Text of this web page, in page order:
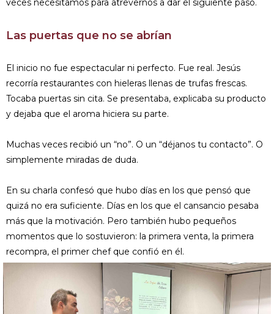
veces necesitamos para atrevernos a dar el siguiente paso.
Las puertas que no se abrían
El inicio no fue espectacular ni perfecto. Fue real. Jesús
recorría restaurantes con hieleras llenas de trufas frescas.
Tocaba puertas sin cita. Se presentaba, explicaba su producto
y dejaba que el aroma hiciera su parte.
Muchas veces recibió un “no”. O un “déjanos tu contacto”. O
simplemente miradas de duda.
En su charla confesó que hubo días en los que pensó que
quizá no era suficiente. Días en los que el cansancio pesaba
más que la motivación. Pero también hubo pequeños
momentos que lo sostuvieron: la primera venta, la primera
recompra, el primer chef que confió en él.